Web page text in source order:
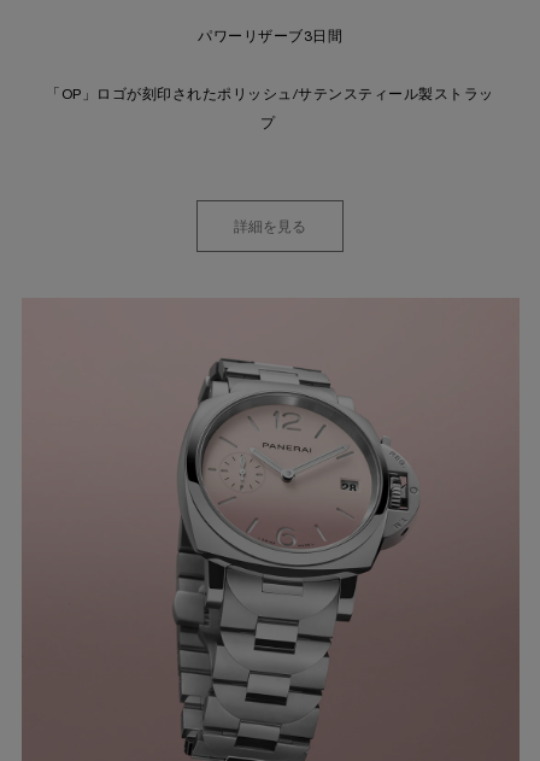
パワーリザーブ3日間
「OP」ロゴが刻印されたポリッシュ/サテンスティール製ストラッ
プ
詳細を見る